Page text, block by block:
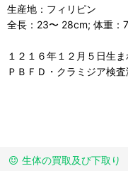
生産地：フィリピン
全長：23〜 28cm; 体重：
１２１６年１２月５日生
ＰＢＦＤ・クラミジア検査
生体の買取及び下取り